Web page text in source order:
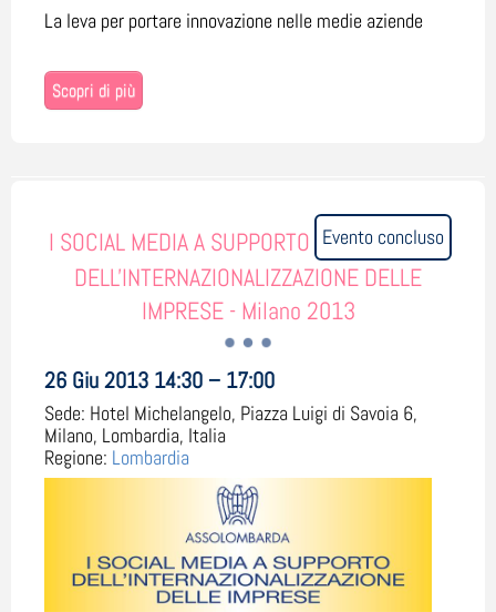
La leva per portare innovazione nelle medie aziende
Scopri di più
Evento concluso
I SOCIAL MEDIA A SUPPORTO
DELL'INTERNAZIONALIZZAZIONE DELLE
IMPRESE - Milano 2013
26 Giu 2013 14:30 – 17:00
Sede: Hotel Michelangelo, Piazza Luigi di Savoia 6,
Milano, Lombardia, Italia
Regione: Lombardia